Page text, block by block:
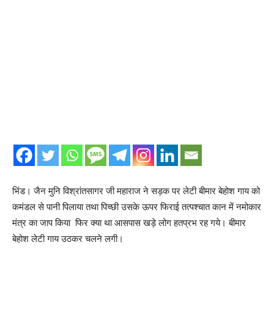
भिंड। जैन मुनि विश्रांतसागर जी महाराज ने सड़क पर लेटी बीमार बेहोश गाय को
कमंडल से पानी पिलाया तथा पिच्छी उसके ऊपर फिराई तत्पश्चात कान में नमोकार
मंत्र का जाप किया फिर क्या था आसपास खड़े लोग हतप्रभ रह गये। बीमार
बेहोश लेटी गाय उठकर चलने लगी।